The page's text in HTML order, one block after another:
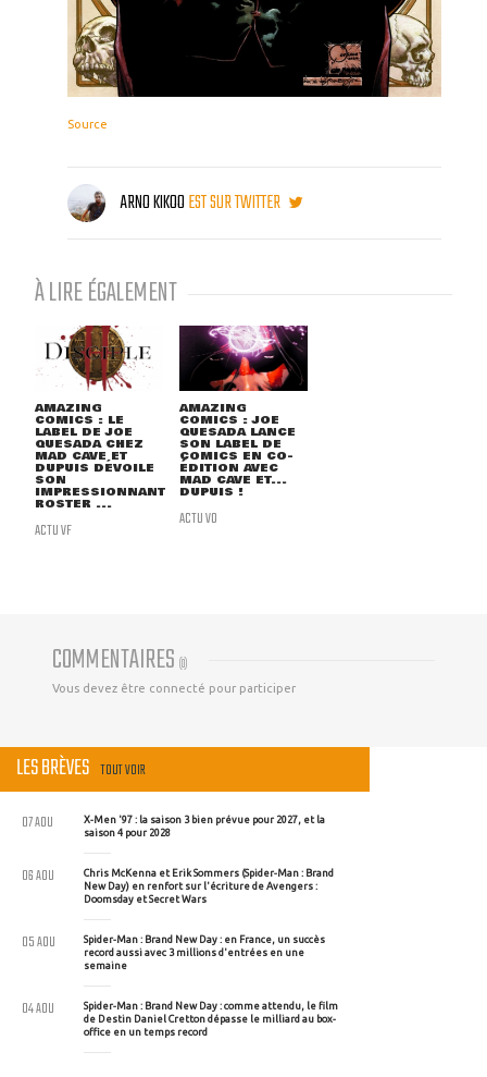
Source
ARNO KIKOOEST SUR TWITTER
À LIRE ÉGALEMENT
AMAZING
COMICS : LE
LABEL DE JOE
QUESADA CHEZ
MAD CAVE ET
DUPUIS DÉVOILE
SON
IMPRESSIONNANT
ROSTER ...
ACTU VF
AMAZING
COMICS : JOE
QUESADA LANCE
SON LABEL DE
COMICS EN CO-
ÉDITION AVEC
MAD CAVE ET...
DUPUIS !
ACTU VO
COMMENTAIRES (0)
Vous devez être connecté pour participer
LES BRÈVES TOUT VOIR
X-Men '97 : la saison 3 bien prévue pour 2027, et la
saison 4 pour 2028
07 AOU
Chris McKenna et Erik Sommers (Spider-Man : Brand
New Day) en renfort sur l'écriture de Avengers :
Doomsday et Secret Wars
06 AOU
Spider-Man : Brand New Day : en France, un succès
record aussi avec 3 millions d'entrées en une
semaine
05 AOU
Spider-Man : Brand New Day : comme attendu, le film
de Destin Daniel Cretton dépasse le milliard au box-
office en un temps record
04 AOU